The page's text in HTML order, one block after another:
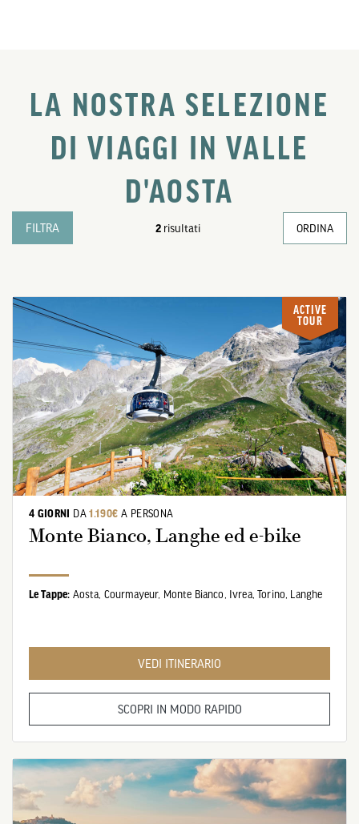
LA NOSTRA SELEZIONE
DI VIAGGI IN VALLE
D'AOSTA
FILTRA 2 risultati ORDINA
ACTIVE
TOUR
4 GIORNI DA1.190€ A PERSONA
Monte Bianco, Langhe ed e-bike
Le Tappe: Aosta, Courmayeur, Monte Bianco, Ivrea, Torino, Langhe
VEDI ITINERARIO
SCOPRI IN MODO RAPIDO